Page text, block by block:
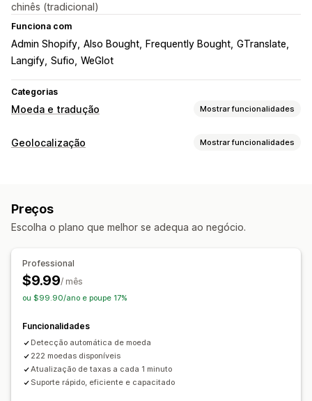
chinês (tradicional)
Funciona com
Admin Shopify Also Bought Frequently Bought GTranslate
Langify Sufio WeGlot
Categorias
Moeda e tradução Mostrar funcionalidades
Conversão de moeda
Geolocalização Mostrar funcionalidades
Preços
Escolha o plano que melhor se adequa ao negócio.
Professional
$9.99/ mês
ou $99.90/ano e poupe 17%
Funcionalidades
Detecção automática de moeda
222 moedas disponíveis
Atualização de taxas a cada 1 minuto
Suporte rápido, eficiente e capacitado